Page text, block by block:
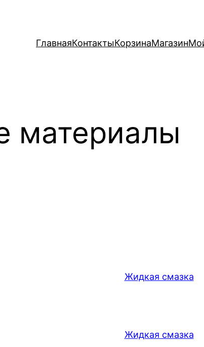
ГлавнаяКонтактыКорзинаМагазин
материалы
Жидкая смазка
Жидкая смазка